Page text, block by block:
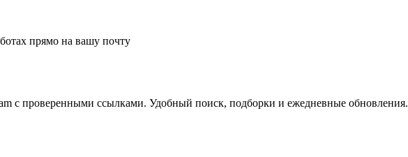
прямо на вашу почту
с проверенными ссылками. Удобный поиск, подборки и ежедневные обновления.